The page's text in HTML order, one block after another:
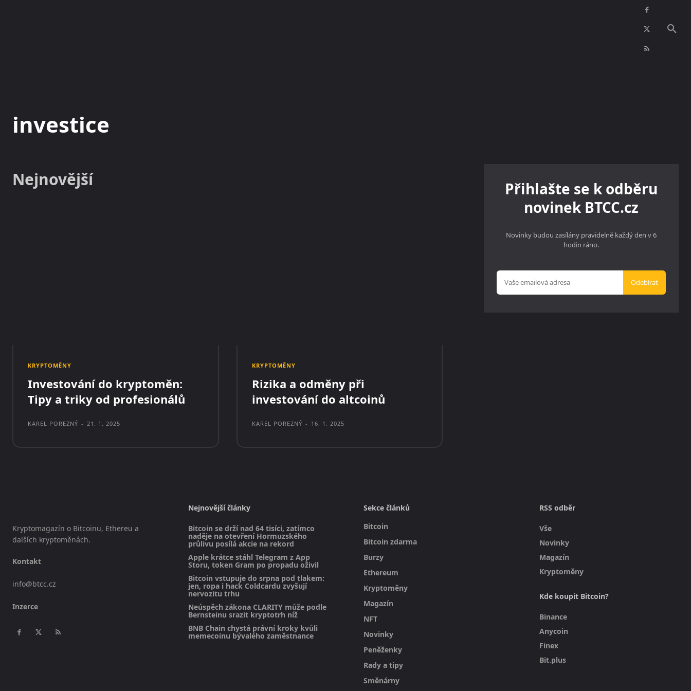
investice
Nejnovější
KRYPTOMĚNY
Investování do kryptoměn:
Tipy a triky od profesionálů
KAREL POREZNÝ - 21. 1. 2025
KRYPTOMĚNY
Rizika a odměny při
investování do altcoinů
KAREL POREZNÝ - 16. 1. 2025
Přihlašte se k odběru
novinek BTCC.cz
Novinky budou zasílány pravidelně každý den v 6
hodin ráno.
Odebírat
Kryptomagazín o Bitcoinu, Ethereu a
dalších kryptoměnách.
Kontakt
info@btcc.cz
Inzerce
Nejnovější články
Bitcoin se drží nad 64 tisíci, zatímco
naděje na otevření Hormuzského
průlivu posílá akcie na rekord
Apple krátce stáhl Telegram z App
Storu, token Gram po propadu oživil
Bitcoin vstupuje do srpna pod tlakem:
jen, ropa i hack Coldcardu zvyšují
nervozitu trhu
Neúspěch zákona CLARITY může podle
Bernsteinu srazit kryptotrh níž
BNB Chain chystá právní kroky kvůli
memecoinu bývalého zaměstnance
Sekce článků
Bitcoin
Bitcoin zdarma
Burzy
Ethereum
Kryptoměny
Magazín
NFT
Novinky
Peněženky
Rady a tipy
Směnárny
RSS odběr
Vše
Novinky
Magazín
Kryptoměny
Kde koupit Bitcoin?
Binance
Anycoin
Finex
Bit.plus